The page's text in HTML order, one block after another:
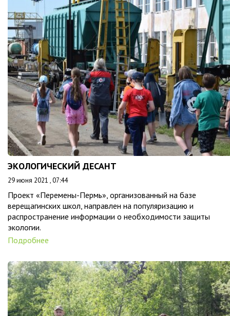
ЭКОЛОГИЧЕСКИЙ ДЕСАНТ
29 июня 2021 , 07:44
Проект «Перемены-Пермь», организованный на базе
верещагинских школ, направлен на популяризацию и
распространение информации о необходимости защиты
экологии.
Подробнее